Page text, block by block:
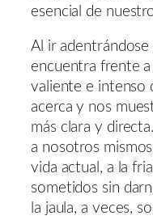
esencial de
Al ir
encuentra frente
valiente e intenso
acerca y nos
más clara y
a nosotros
vida actual, a la
sometidos sin
la jaula, a veces,